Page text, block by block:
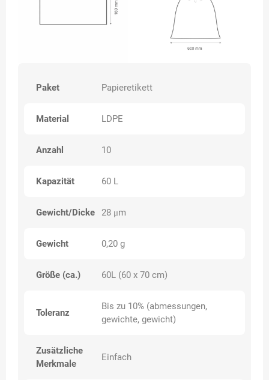
Paket Papieretikett
Material LDPE
Anzahl 10
Kapazität 60 L
Gewicht/Dicke 28 μm
Gewicht 0,20 g
Größe (ca.) 60L (60 x 70 cm)
Toleranz
Bis zu 10% (abmessungen,
gewichte, gewicht)
Zusätzliche
Merkmale
Einfach